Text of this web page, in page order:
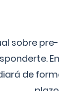
sobre
de